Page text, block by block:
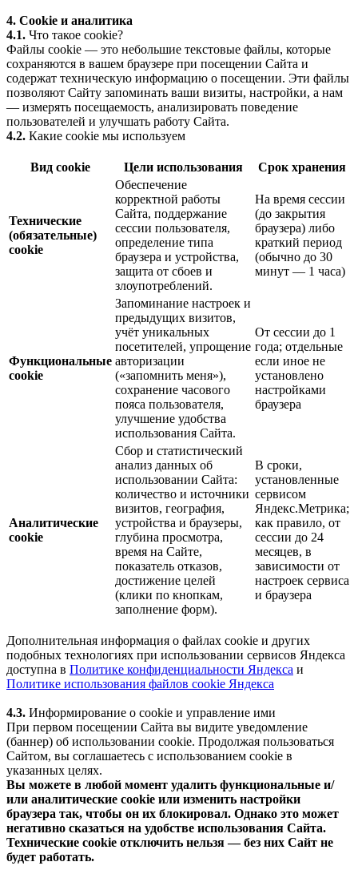
4. Cookie и аналитика
4.1. Что такое cookie?
Файлы cookie — это небольшие текстовые файлы, которые
сохраняются в вашем браузере при посещении Сайта и
содержат техническую информацию о посещении. Эти файлы
позволяют Сайту запоминать ваши визиты, настройки, а нам
— измерять посещаемость, анализировать поведение
пользователей и улучшать работу Сайта.
4.2. Какие cookie мы используем
Вид cookie Цели использования Срок хранения
Технические
(обязательные)
cookie
Обеспечение
корректной работы
Сайта, поддержание
сессии пользователя,
определение типа
браузера и устройства,
защита от сбоев и
злоупотреблений.
На время сессии
(до закрытия
браузера) либо
краткий период
(обычно до 30
минут — 1 часа)
Функциональные
cookie
Запоминание настроек и
предыдущих визитов,
учёт уникальных
посетителей, упрощение
авторизации
(«запомнить меня»),
сохранение часового
пояса пользователя,
улучшение удобства
использования Сайта.
От сессии до 1
года; отдельные
если иное не
установлено
настройками
браузера
Аналитические
cookie
Сбор и статистический
анализ данных об
использовании Сайта:
количество и источники
визитов, география,
устройства и браузеры,
глубина просмотра,
время на Сайте,
показатель отказов,
достижение целей
(клики по кнопкам,
заполнение форм).
В сроки,
установленные
сервисом
Яндекс.Метрика;
как правило, от
сессии до 24
месяцев, в
зависимости от
настроек сервиса
и браузера
Дополнительная информация о файлах cookie и других
подобных технологиях при использовании сервисов Яндекса
доступна в Политике конфиденциальности Яндекса и
Политике использования файлов cookie Яндекса
4.3. Информирование о cookie и управление ими
При первом посещении Сайта вы видите уведомление
(баннер) об использовании cookie. Продолжая пользоваться
Сайтом, вы соглашаетесь с использованием cookie в
указанных целях.
Вы можете в любой момент удалить функциональные и/
или аналитические cookie или изменить настройки
браузера так, чтобы он их блокировал. Однако это может
негативно сказаться на удобстве использования Сайта.
Технические cookie отключить нельзя — без них Сайт не
будет работать.